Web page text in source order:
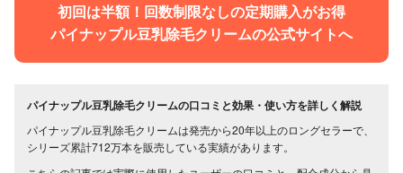
初回は半額！回数制限なしの定期購入がお得
パイナップル豆乳除毛クリームの公式サイトへ
パイナップル豆乳除毛クリームの口コミと効果・使い方を詳しく解説
パイナップル豆乳除毛クリームは発売から20年以上のロングセラーで、
シリーズ累計712万本を販売している実績があります。